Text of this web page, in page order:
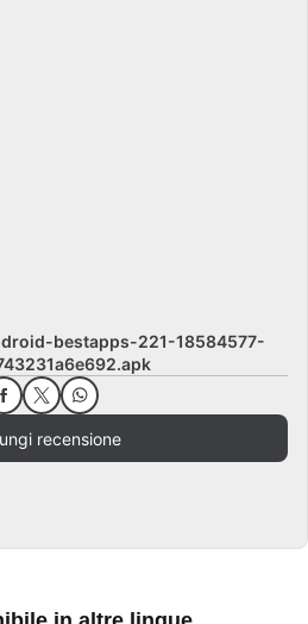
bestapps-221-18584577-
recensione